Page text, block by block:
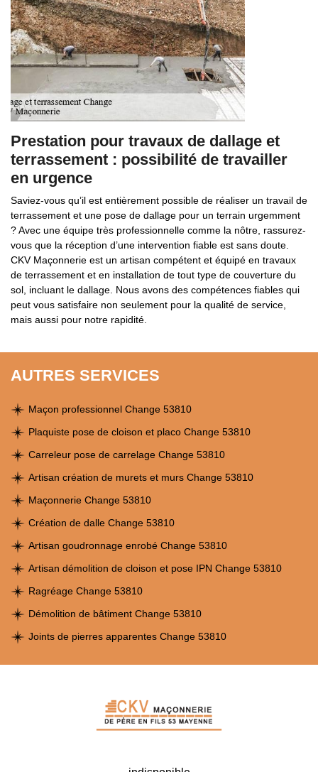
Prestation pour travaux de dallage et
terrassement : possibilité de travailler
en urgence
Saviez-vous qu’il est entièrement possible de réaliser un travail de
terrassement et une pose de dallage pour un terrain urgemment
? Avec une équipe très professionnelle comme la nôtre, rassurez-
vous que la réception d’une intervention fiable est sans doute.
CKV Maçonnerie est un artisan compétent et équipé en travaux
de terrassement et en installation de tout type de couverture du
sol, incluant le dallage. Nous avons des compétences fiables qui
peut vous satisfaire non seulement pour la qualité de service,
mais aussi pour notre rapidité.
AUTRES SERVICES
Maçon professionnel Change 53810
Plaquiste pose de cloison et placo Change 53810
Carreleur pose de carrelage Change 53810
Artisan création de murets et murs Change 53810
Maçonnerie Change 53810
Création de dalle Change 53810
Artisan goudronnage enrobé Change 53810
Artisan démolition de cloison et pose IPN Change 53810
Ragréage Change 53810
Démolition de bâtiment Change 53810
Joints de pierres apparentes Change 53810